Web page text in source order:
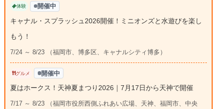
体験 開催中
キャナル・スプラッシュ2026開催！ミニオンズと水遊びを楽し
もう！
7/24 ～ 8/23 （福岡市、博多区、キャナルシティ博多）
グルメ 開催中
夏はホークス！天神夏まつり2026｜7月17日から天神で開催
7/17 ～ 8/23 （福岡市役所西側ふれあい広場、天神、福岡市、中央